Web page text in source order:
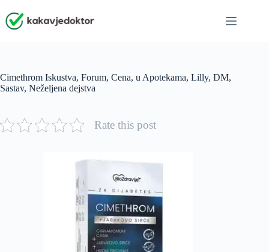
to
content
Cimethrom Iskustva, Forum, Cena, u Apotekama, Lilly, DM,
Sastav, Neželjena dejstva
Rate this post